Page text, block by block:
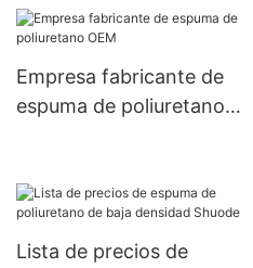
>15000 (piezas):
29999 piezas US.0
Suministro
Empresa fabricante de
espuma de poliuretano
Lista de precios de